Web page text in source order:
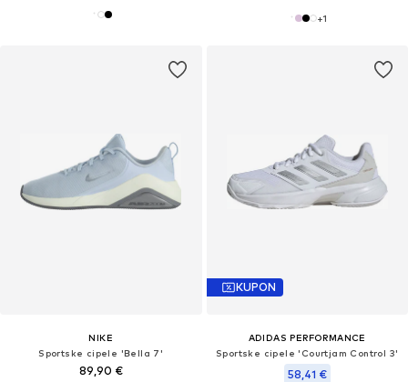
+1
NIKE
Sportske cipele 'Bella 7'
89,90 €
KUPON
ADIDAS PERFORMANCE
Sportske cipele 'Courtjam Control 3'
58,41 €